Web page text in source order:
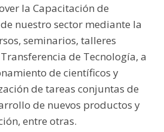
la Capacitación de
nuestro sector mediante la
seminarios, talleres
de Tecnología, a
de científicos y
de tareas conjuntas de
de nuevos productos y
entre otras.